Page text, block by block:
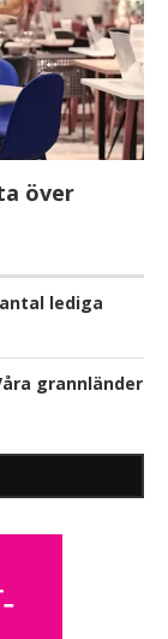
över
lediga
grannländer